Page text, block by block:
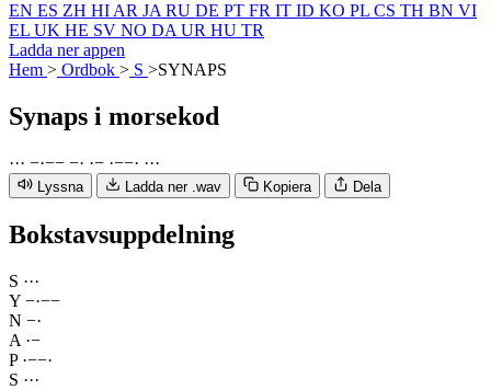
EN ES ZH HI AR JA RU DE PT FR IT ID KO PL CS TH BN VI
EL UK HE SV NO DA UR HU TR
Ladda ner appen
Hem > Ordbok > S >SYNAPS
Synaps i morsekod
··· −·−− −· ·− ·−−· ···
Lyssna Ladda ner .wav Kopiera Dela
Bokstavsuppdelning
S ···
Y −·−−
N −·
A ·−
P ·−−·
S ···